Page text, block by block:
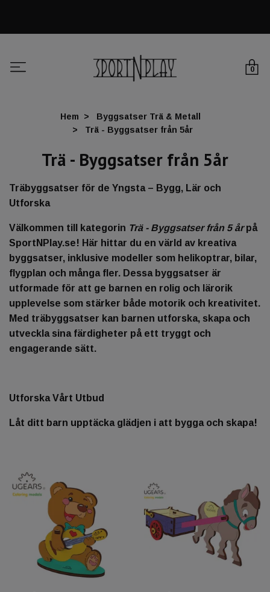
0
Hem
Byggsatser Trä & Metall
Trä - Byggsatser från 5år
Trä - Byggsatser från 5år
Träbyggsatser för de Yngsta – Bygg, Lär och
Utforska
Välkommen till kategorin Trä - Byggsatser från 5 årpå
SportNPlay.se! Här hittar du en värld av kreativa
byggsatser, inklusive modeller som helikoptrar, bilar,
flygplan och många fler. Dessa byggsatser är
utformade för att ge barnen en rolig och lärorik
upplevelse som stärker både motorik och kreativitet.
Med träbyggsatser kan barnen utforska, skapa och
utveckla sina färdigheter på ett tryggt och
engagerande sätt.
Utforska Vårt Utbud
Låt ditt barn upptäcka glädjen i att bygga och skapa!